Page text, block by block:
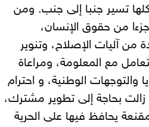
كلها تسير جنبا إلى جنب. ومن
من حقوق الإنسان،
من آليات الإصلاح، وتنوير
مع المعلومة، ومراعاة
والتوجهات الوطنية، و احترام
بحاجة إلى تطوير مشترك،
يحافظ فيها على الحرية